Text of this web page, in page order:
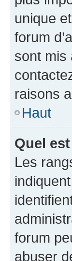
unique
forum
sont mis
raisons
Haut
Quel
Les
forum
abuser